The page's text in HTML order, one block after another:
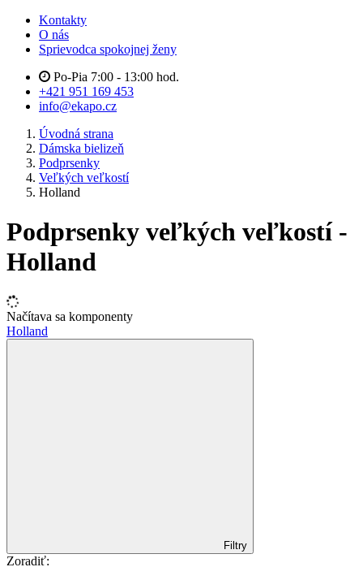
Kontakty
O nás
Sprievodca spokojnej ženy
Po-Pia 7:00 - 13:00 hod.
+421 951 169 453
info@ekapo.cz
Úvodná strana
Dámska bielizeň
Podprsenky
Veľkých veľkostí
Holland
Podprsenky veľkých veľkostí -
Holland
Načítava sa komponenty
Holland
Filtry
Zoradiť: